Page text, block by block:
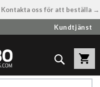
Kontakta oss för att beställa →
Kundtjänst
Sök